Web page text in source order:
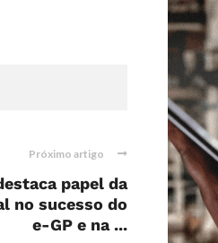
Próximo artigo
papel da
no sucesso do
e-GP e na ...